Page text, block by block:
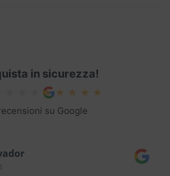
in sicurezza!
su Google